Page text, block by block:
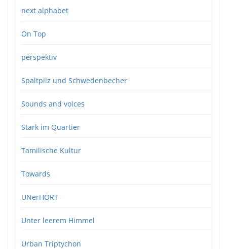
next alphabet
On Top
perspektiv
Spaltpilz und Schwedenbecher
Sounds and voices
Stark im Quartier
Tamilische Kultur
Towards
UNerHÖRT
Unter leerem Himmel
Urban Triptychon